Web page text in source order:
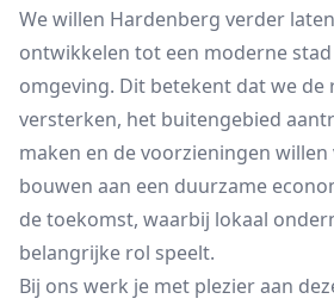
We willen Hardenberg verder
ontwikkelen tot een moderne
omgeving. Dit betekent dat we de
versterken, het buitengebied
maken en de voorzieningen
bouwen aan een duurzame
de toekomst, waarbij lokaal
belangrijke rol speelt.
Bij ons werk je met plezier aan